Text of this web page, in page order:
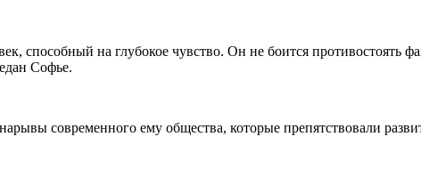
способный на глубокое чувство. Он не боится противостоять
Софье.
современного ему общества, которые препятствовали